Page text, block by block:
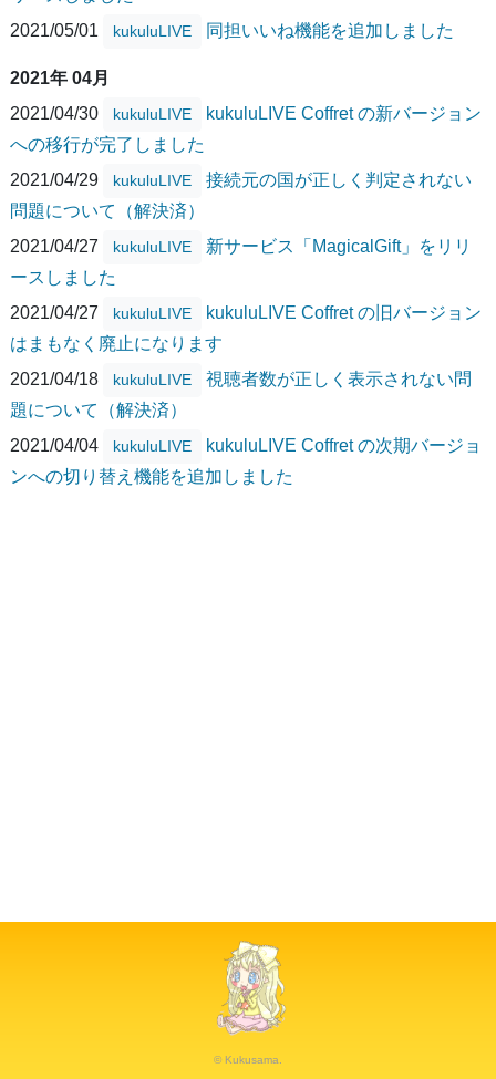
2021/05/01
kukuluLIVE 同担いいね機能を追加しました
2021年 04月
2021/04/30
kukuluLIVE
kukuluLIVE Coffret の新バージョン
への移行が完了しました
2021/04/29
kukuluLIVE
接続元の国が正しく判定されない
問題について（解決済）
2021/04/27
kukuluLIVE
新サービス「MagicalGift」をリリ
ースしました
2021/04/27
kukuluLIVE
kukuluLIVE Coffret の旧バージョン
はまもなく廃止になります
2021/04/18
kukuluLIVE
視聴者数が正しく表示されない問
題について（解決済）
2021/04/04
kukuluLIVE
kukuluLIVE Coffret の次期バージョ
ンへの切り替え機能を追加しました
© Kukusama.